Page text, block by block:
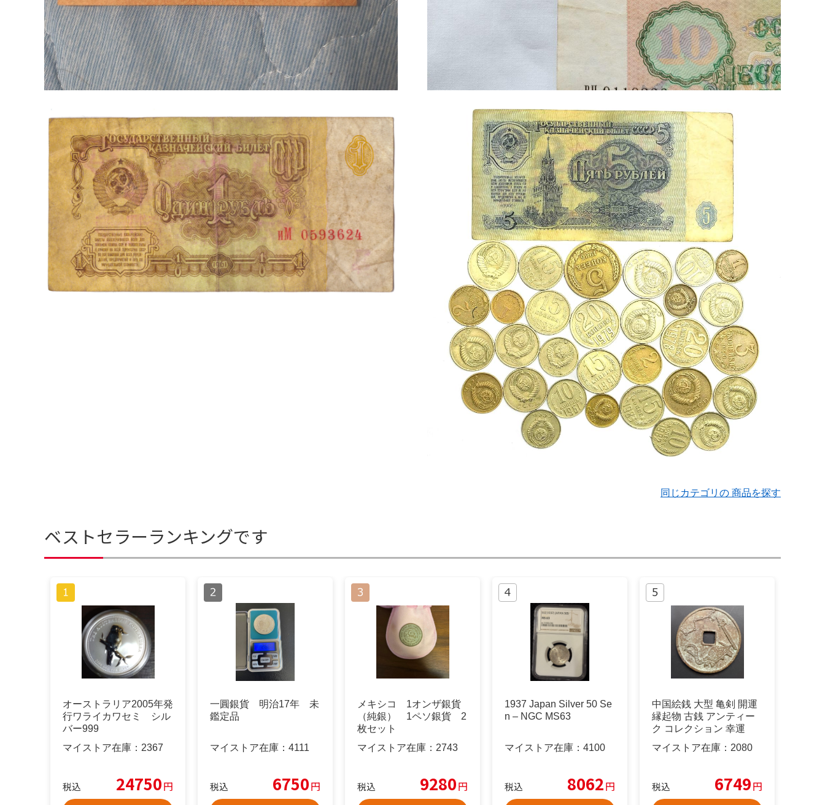
同じカテゴリの 商品を探す
ベストセラーランキングです
オーストラリア2005年発
行ワライカワセミ シル
バー999
マイストア在庫： 2367
税込 24750円
一圓銀貨 明治17年 未
鑑定品
マイストア在庫： 4111
税込 6750円
メキシコ 1オンザ銀貨
（純銀） 1ペソ銀貨 2
枚セット
マイストア在庫： 2743
税込 9280円
1937 Japan Silver 50 Se
n – NGC MS63
マイストア在庫： 4100
税込 8062円
中国絵銭 大型 亀剣 開運
縁起物 古銭 アンティー
ク コレクション 幸運
マイストア在庫： 2080
税込 6749円